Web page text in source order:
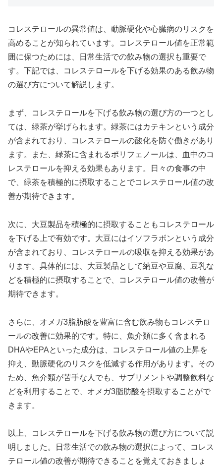
コレステロールの異常値は、動脈硬化や心臓病のリスクを
高めることが知られています。コレステロール値を正常範
囲に保つためには、日常生活での飲み物の選択も重要で
す。下記では、コレステロールを下げる効果のある飲み物
の選び方について解説します。
まず、コレステロールを下げる飲み物の選び方の一つとし
ては、緑茶が挙げられます。緑茶にはカテキンという成分
が含まれており、コレステロールの酸化を防ぐ働きがあり
ます。また、緑茶に含まれるポリフェノールは、血中のコ
レステロールを抑える効果もあります。日々の食事の中
で、緑茶を積極的に摂取することでコレステロール値の改
善が期待できます。
次に、大豆製品を積極的に摂取することもコレステロール
を下げる上で有効です。大豆にはイソフラボンという成分
が含まれており、コレステロールの吸収を抑える効果があ
ります。具体的には、大豆製品として納豆や豆腐、豆乳な
どを積極的に摂取することで、コレステロール値の改善が
期待できます。
さらに、オメガ3脂肪酸を豊富に含む飲み物もコレステロ
ールの改善に効果的です。特に、魚介類に多く含まれる
DHAやEPAといった成分は、コレステロール値の上昇を
抑え、動脈硬化のリスクを低減する作用があります。その
ため、魚介類が苦手な人でも、サプリメントや調整飲料な
どを利用することで、オメガ3脂肪酸を摂取することがで
きます。
以上、コレステロールを下げる飲み物の選び方について説
明しました。日常生活での飲み物の選択によって、コレス
テロール値の改善が期待できることを覚えておきましょ